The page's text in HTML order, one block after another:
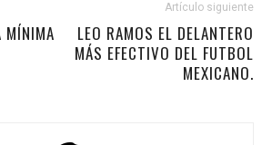
MÍNIMA
Artículo siguiente
LEO RAMOS EL DELANTERO
MÁS EFECTIVO DEL FUTBOL
MEXICANO.